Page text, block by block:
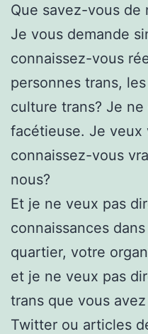
Que savez-vous de
Je vous demande
connaissez-vous
personnes trans,
culture trans? Je
facétieuse. Je veux
connaissez-vous
nous?
Et je ne veux pas
connaissances
quartier, votre
et je ne veux pas
trans que vous
Twitter ou articles